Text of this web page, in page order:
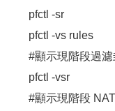
pfctl -sr
pfctl -vs rules
#顯示現階段過
pfctl -vsr
#顯示現階段